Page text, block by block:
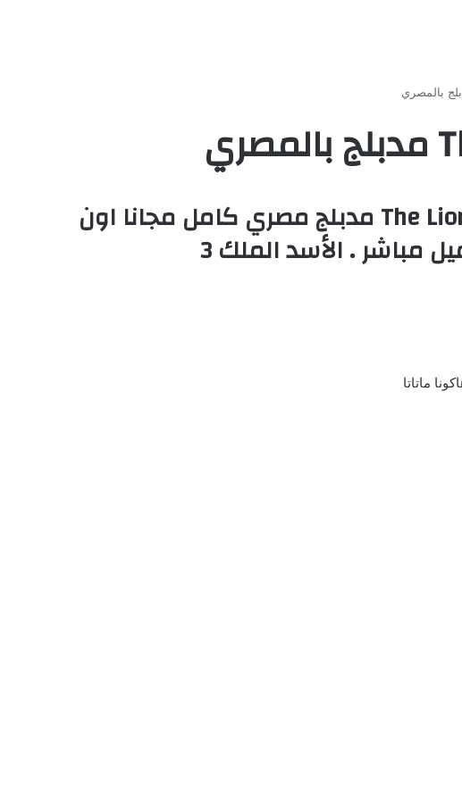
مشاهدة وتحميل فيلم كرتون الأسد الملك الجزء الثالث – The Lion King 3 مدبلج مصري كامل مجانا اون
مباشر . الأسد الملك 3